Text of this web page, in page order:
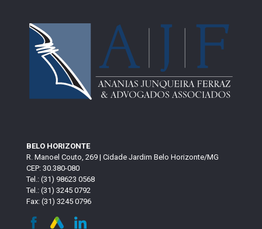
BELO HORIZONTE
R. Manoel Couto, 269 | Cidade Jardim Belo Horizonte/MG
CEP: 30.380-080
Tel.: (31) 98623 0568
Tel.: (31) 3245 0792
Fax: (31) 3245 0796